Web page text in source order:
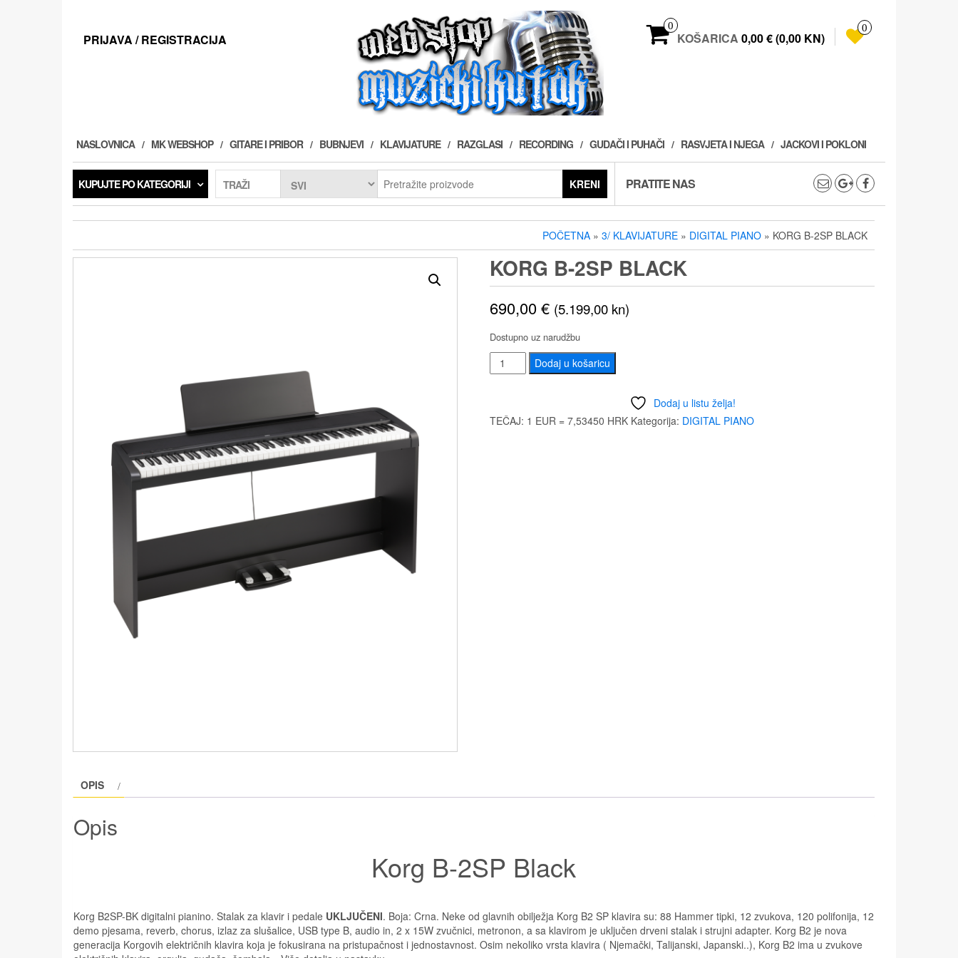
PRIJAVA / REGISTRACIJA
0
KOŠARICA 0,00 € (0,00 KN)
0
NASLOVNICA MK WEBSHOP GITARE I PRIBOR BUBNJEVI KLAVIJATURE RAZGLASI RECORDING GUDAČI I PUHAČI RASVJETA I NJEGA JACKOVI I POKLONI
KUPUJTE PO KATEGORIJI TRAŽI KRENI PRATITE NAS
POČETNA » 3/ KLAVIJATURE » DIGITAL PIANO » KORG B-2SP BLACK
KORG B-2SP BLACK
690,00€ (5.199,00 kn)
Dostupno uz narudžbu
Korg
B-
Black
Dodaj u košaricu
Dodaj u listu želja!
TEČAJ: 1 EUR = 7,53450 HRK Kategorija: DIGITAL PIANO
OPIS
Opis
Korg B-2SP Black
Korg B2SP-BK digitalni pianino. Stalak za klavir i pedale UKLJUČENI. Boja: Crna. Neke od glavnih obilježja Korg B2 SP klavira su: 88 Hammer tipki, 12 zvukova, 120 polifonija, 12
demo pjesama, reverb, chorus, izlaz za slušalice, USB type B, audio in, 2 x 15W zvučnici, metronon, a sa klavirom je uključen drveni stalak i strujni adapter. Korg B2 je nova
generacija Korgovih električnih klavira koja je fokusirana na pristupačnost i jednostavnost. Osim nekoliko vrsta klavira ( Njemački, Talijanski, Japanski..), Korg B2 ima u zvukove